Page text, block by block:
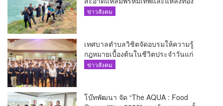
เที่ยว
ข่าวสังคม
เทศบาลตำบลวิชิตจัดอบรมให้ความรู้
กฎหมายเบื้องต้นในชีวิตประจำวันแก่
เยาวชน
ข่าวสังคม
โบ๊ทพัฒนา จัด “The AQUA : Food